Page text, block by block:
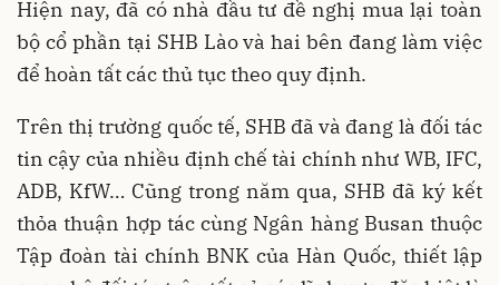
Hiện nay, đã có nhà đầu tư đề nghị mua lại toàn
bộ cổ phần tại SHB Lào và hai bên đang làm việc
để hoàn tất các thủ tục theo quy định.
Trên thị trường quốc tế, SHB đã và đang là đối tác
tin cậy của nhiều định chế tài chính như WB, IFC,
ADB, KfW… Cũng trong năm qua, SHB đã ký kết
thỏa thuận hợp tác cùng Ngân hàng Busan thuộc
Tập đoàn tài chính BNK của Hàn Quốc, thiết lập